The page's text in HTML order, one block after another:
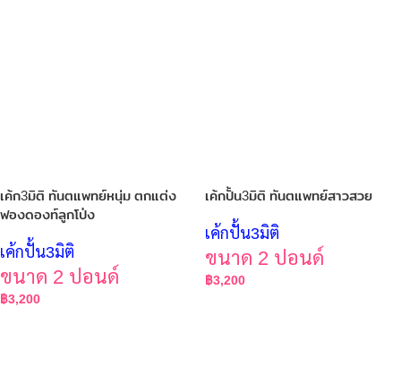
เค้ก3มิติ ทันตแพทย์หนุ่ม ตกแต่ง
ฟองดองท์ลูกโป่ง
เค้กปั้น3มิติ
ขนาด 2 ปอนด์
฿3,200
เค้กปั้น3มิติ ทันตแพทย์สาวสวย
เค้กปั้น3มิติ
ขนาด 2 ปอนด์
฿3,200